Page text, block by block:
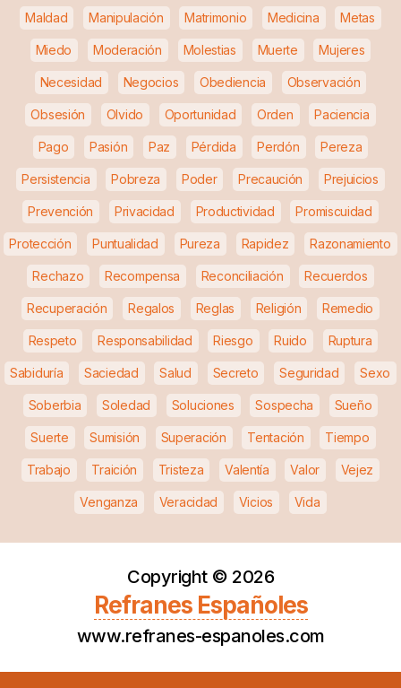
Maldad Manipulación Matrimonio Medicina Metas
Miedo Moderación Molestias Muerte Mujeres
Necesidad Negocios Obediencia Observación
Obsesión Olvido Oportunidad Orden Paciencia
Pago Pasión Paz Pérdida Perdón Pereza
Persistencia Pobreza Poder Precaución Prejuicios
Prevención Privacidad Productividad Promiscuidad
Protección Puntualidad Pureza Rapidez Razonamiento
Rechazo Recompensa Reconciliación Recuerdos
Recuperación Regalos Reglas Religión Remedio
Respeto Responsabilidad Riesgo Ruido Ruptura
Sabiduría Saciedad Salud Secreto Seguridad Sexo
Soberbia Soledad Soluciones Sospecha Sueño
Suerte Sumisión Superación Tentación Tiempo
Trabajo Traición Tristeza Valentía Valor Vejez
Venganza Veracidad Vicios Vida
Copyright © 2026
Refranes Españoles
www.refranes-espanoles.com